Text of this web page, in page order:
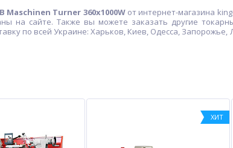
Turner 360x1000Wот интернет-магазина
на сайте. Также вы можете заказать другие
по всей Украине: Харьков, Киев, Одесса, Запорожье,
ХИТ